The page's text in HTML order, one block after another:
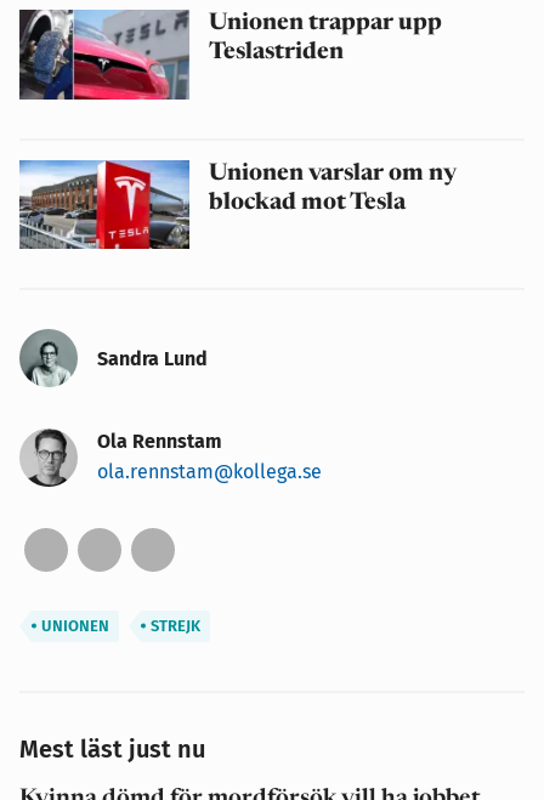
Unionen trappar upp
Teslastriden
Unionen varslar om ny
blockad mot Tesla
Sandra Lund
Ola Rennstam
ola.rennstam@kollega.se
UNIONEN STREJK
Mest läst just nu